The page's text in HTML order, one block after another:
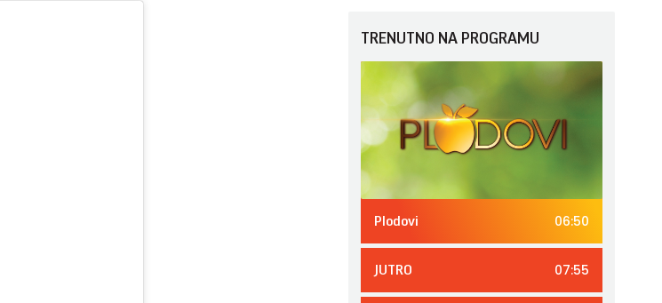
TRENUTNO NA PROGRAMU
Plodovi 06:50
JUTRO 07:55